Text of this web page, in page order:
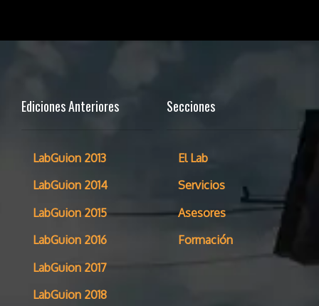
Ediciones Anteriores
LabGuion 2013
LabGuion 2014
LabGuion 2015
LabGuion 2016
LabGuion 2017
LabGuion 2018
Secciones
El Lab
Servicios
Asesores
Formación